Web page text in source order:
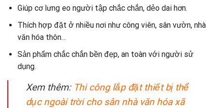
Giúp cơ lưng eo người tập chắc chắn, dẻo dai hơn.
Thích hợp đặt ở nhiều nơi như công viên, sân vườn, nhà
văn hóa thôn…
Sản phẩm chắc chắn bền đẹp, an toàn với người sử
dụng.
Xem thêm: Thi công lắp đặt thiết bị thể
dục ngoài trời cho sân nhà văn hóa xã